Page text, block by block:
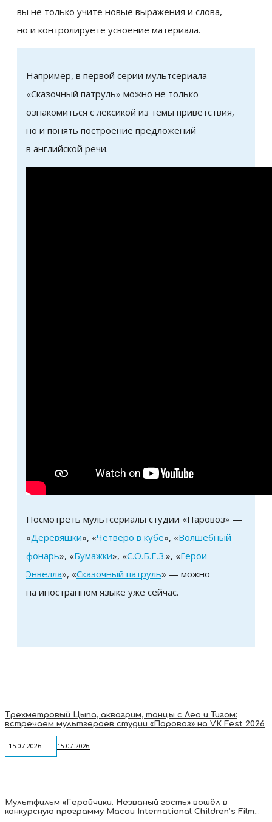
вы не только учите новые выражения и слова,
но и контролируете усвоение материала.
Например, в первой серии мультсериала
«Сказочный патруль» можно не только
ознакомиться с лексикой из темы приветствия,
но и понять построение предложений
в английской речи.
Посмотреть мультсериалы студии «Паровоз» —
«Деревяшки», «Четверо в кубе», «Волшебный
фонарь», «Бумажки», «С.О.Б.Е.З.», «Герои
Энвелла», «Сказочный патруль» — можно
на иностранном языке уже сейчас.
Трёхметровый Цыпа, аквагрим, танцы с Лео и Тигом:
встречаем мультгероев студии «Паровоз» на VK Fest 2026
15.07.2026 15.07.2026
Мультфильм «Геройчики. Незваный гость» вошёл в
конкурсную программу Macau International Children’s Film